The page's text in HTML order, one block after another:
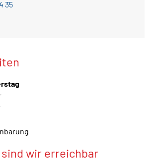
35
wir erreichbar